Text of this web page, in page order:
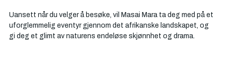
Uansett når du velger å besøke, vil Masai Mara ta deg med på et
uforglemmelig eventyr gjennom det afrikanske landskapet, og
gi deg et glimt av naturens endeløse skjønnhet og drama.